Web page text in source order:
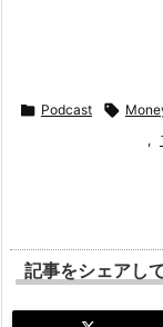
 Podcast 
,
記事をシェアし